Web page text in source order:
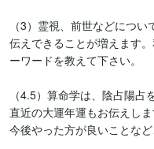
（3）霊視、前世などにつ
伝えできることが増えます
ーワードを教えて下さい。
（4.5）算命学は、陰占陽占
直近の大運年運もお伝えし
今後やった方が良いことな